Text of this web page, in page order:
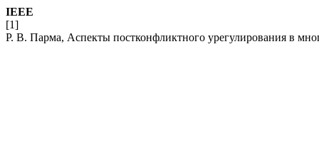
IEEE
[1]
Р. В. Парма, Аспекты постконфликтного урегулирования в